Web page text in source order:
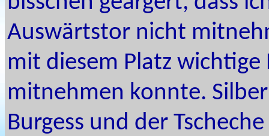
Auswärtstor nicht
mit diesem Platz
mitnehmen konnte.
Burgess und der